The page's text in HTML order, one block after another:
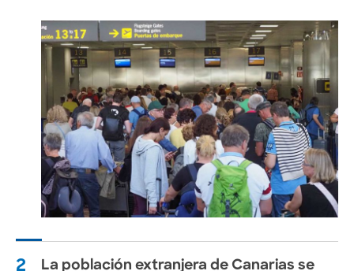
2
La población extranjera de Canarias se